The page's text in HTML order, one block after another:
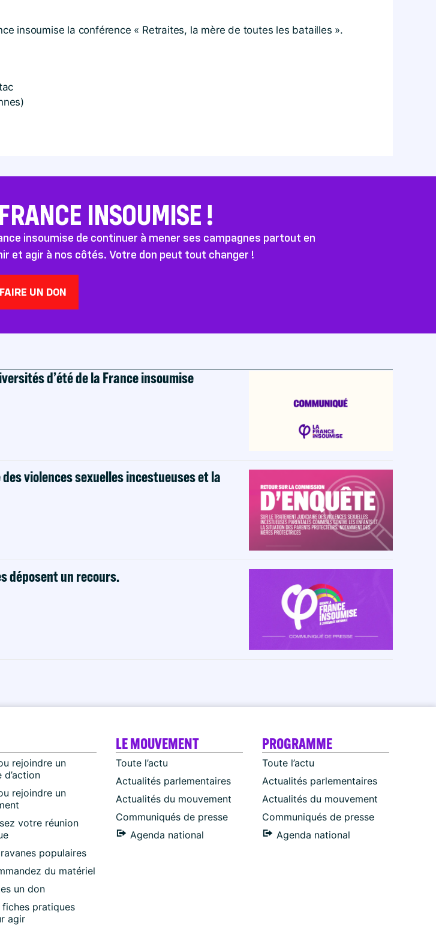
insoumise la conférence « Retraites, la mère de toutes les batailles ».
INSOUMISE !
insoumise de continuer à mener ses campagnes partout en
et agir à nos côtés. Votre don peut tout changer !
FAIRE UN DON
d’été de la France insoumise
violences sexuelles incestueuses et la
déposent un recours.
rejoindre un
d’action
rejoindre un
votre réunion
populaires
du matériel
un don
fiches pratiques
agir
LE MOUVEMENT
Toute l’actu
Actualités parlementaires
Actualités du mouvement
Communiqués de presse
Agenda national
PROGRAMME
Toute l’actu
Actualités parlementaires
Actualités du mouvement
Communiqués de presse
Agenda national